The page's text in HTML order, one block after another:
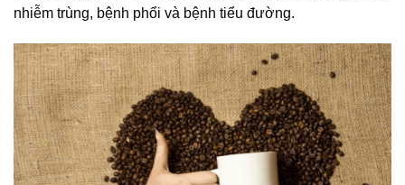
nhiễm trùng, bệnh phổi và bệnh tiểu đường.